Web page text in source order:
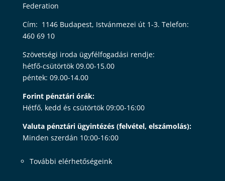
Federation
Cím: 1146 Budapest, Istvánmezei út 1-3. Telefon:
460 69 10
Szövetségi iroda ügyfélfogadási rendje:
hétfő-csütörtök 09.00-15.00
péntek: 09.00-14.00
Forint pénztári órák:
Hétfő, kedd és csütörtök 09:00-16:00
Valuta pénztári ügyintézés (felvétel, elszámolás):
Minden szerdán 10:00-16:00
További elérhetőségeink